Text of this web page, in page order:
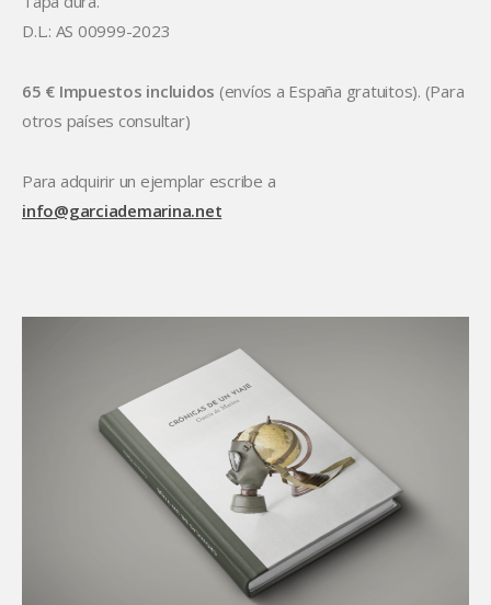
D.L.: AS 00999-2023
65 € Impuestos incluidos (envíos a España gratuitos). (Para
otros países consultar)
Para adquirir un ejemplar escribe a
info@garciademarina.net